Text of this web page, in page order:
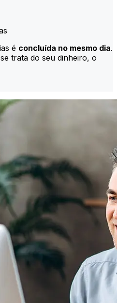
é concluída no mesmo dia.
trata do seu dinheiro, o